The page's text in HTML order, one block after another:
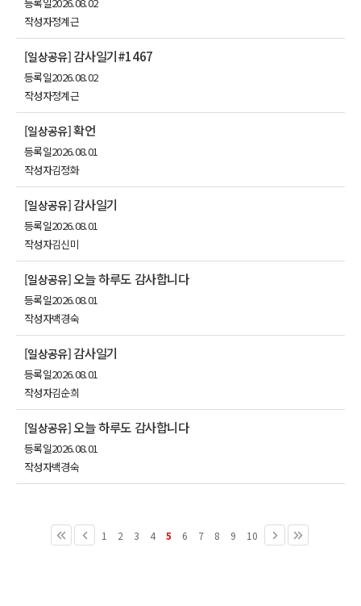
작성자정계근
[일상공유] 감사일기#1467
등록일2026.08.02
작성자정계근
[일상공유]확언
등록일2026.08.01
작성자김정화
[일상공유] 감사일기
등록일2026.08.01
작성자김신미
[일상공유]오늘 하루도 감사합니다
등록일2026.08.01
작성자백경숙
[일상공유] 감사일기
등록일2026.08.01
작성자김순희
[일상공유]오늘 하루도 감사합니다
등록일2026.08.01
작성자백경숙
1 2 3 4 5 6 7 8 9 10